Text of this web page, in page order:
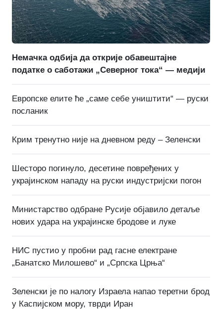
Немачка одбија да открије обавештајне
податке о саботажи „Северног тока“ — медији
Европске елите ће „саме себе уништити“ — руски
посланик
Крим тренутно није на дневном реду – Зеленски
Шесторо погинуло, десетине повређених у
украјинском нападу на руски индустријски погон
Министарство одбране Русије објавило детаље
нових удара на украјинске бродове и луке
НИС пустио у пробни рад гасне електране
„Банатско Милошево“ и „Српска Црња“
Зеленски је по налогу Израела напао теретни брод
у Каспијском мору, тврди Иран